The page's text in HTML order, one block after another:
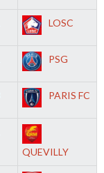
LOSC
PSG
PARIS FC
QUEVILLY